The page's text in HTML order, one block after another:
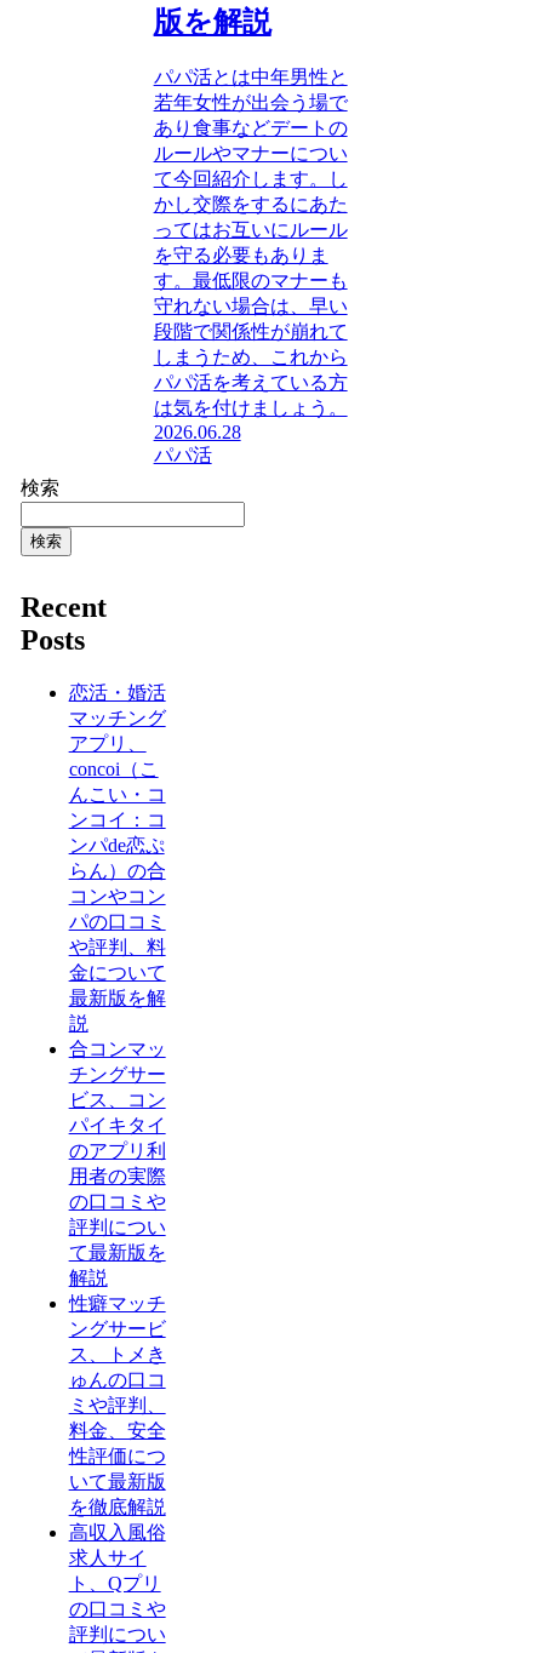
版を解説
パパ活とは中年男性と
若年女性が出会う場で
あり食事などデートの
ルールやマナーについ
て今回紹介します。し
かし交際をするにあた
ってはお互いにルール
を守る必要もありま
す。最低限のマナーも
守れない場合は、早い
段階で関係性が崩れて
しまうため、これから
パパ活を考えている方
は気を付けましょう。
2026.06.28
パパ活
検索
検索
Recent
Posts
恋活・婚活
マッチング
アプリ、
concoi（こ
んこい・コ
ンコイ：コ
ンパde恋ぷ
らん）の合
コンやコン
パの口コミ
や評判、料
金について
最新版を解
説
合コンマッ
チングサー
ビス、コン
パイキタイ
のアプリ利
用者の実際
の口コミや
評判につい
て最新版を
解説
性癖マッチ
ングサービ
ス、トメき
ゅんの口コ
ミや評判、
料金、安全
性評価につ
いて最新版
を徹底解説
高収入風俗
求人サイ
ト、Qプリ
の口コミや
評判につい